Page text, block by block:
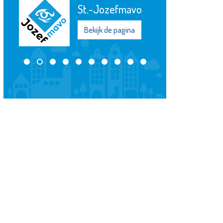
Vlaardingen
Bekijk de pagina